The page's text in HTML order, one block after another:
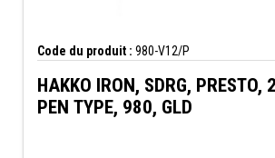
Code du produit : 980-V12/P
HAKKO IRON, SDRG, PRESTO,
PEN TYPE, 980, GLD